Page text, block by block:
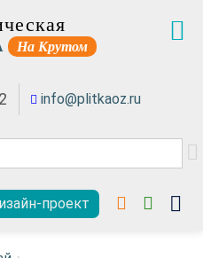
На Крутом
info@plitkaoz.ru
проект